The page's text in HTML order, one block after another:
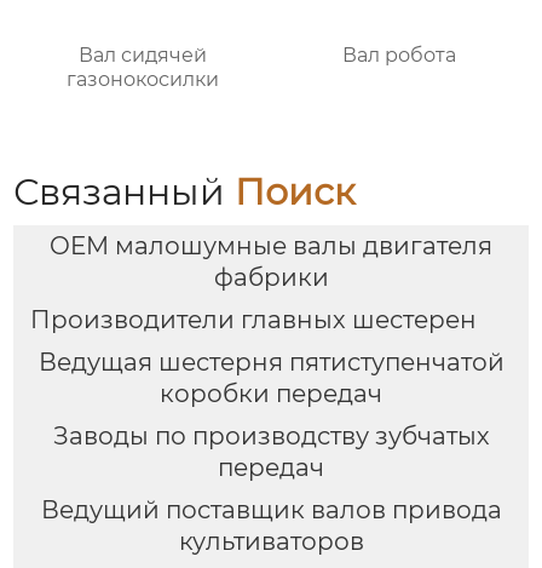
Вал сидячей
газонокосилки
Вал робота
Связанный Поиск
OEM малошумные валы двигателя
фабрики
Производители главных шестерен
Ведущая шестерня пятиступенчатой
коробки передач
Заводы по производству зубчатых
передач
Ведущий поставщик валов привода
культиваторов